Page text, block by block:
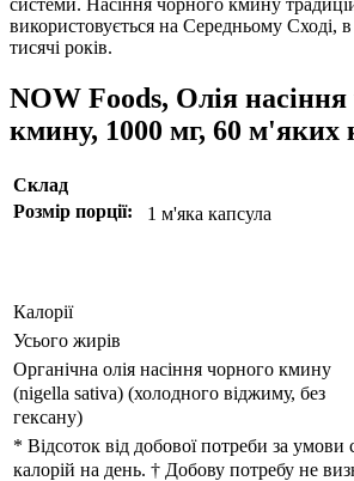
використовується на Середньому Сході,
тисячі років.
NOW Foods, Олія насіння
кмину, 1000 мг, 60 м'яких
Cклад
Розмір порції:
1 м'яка капсула
Калорії
Усього жирів
Органічна олія насіння чорного кмину
(nigella sativa) (холодного віджиму, без
гексану)
* Відсоток від добової потреби за
калорій на день. † Добову потребу не